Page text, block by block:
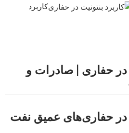
کاربرد
در حفاری | صادرات و
در حفاری‌های عمیق نفت